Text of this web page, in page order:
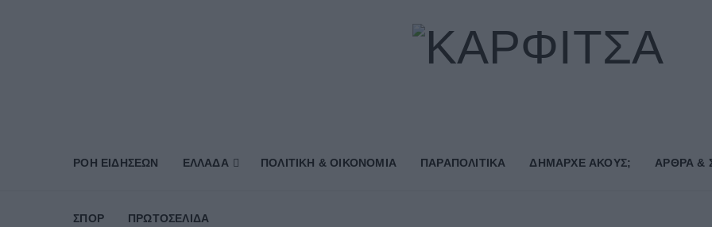
ΡΟΗ ΕΙΔΗΣΕΩΝ ΕΛΛΑΔΑ ΠΟΛΙΤΙΚΗ & ΟΙΚΟΝΟΜΙΑ ΠΑΡΑΠΟΛΙΤΙΚΑ ΔΗΜΑΡΧE ΑΚΟΥΣ; ΑΡΘΡΑ &
ΣΠΟΡ ΠΡΩΤΟΣΈΛΙΔΑ